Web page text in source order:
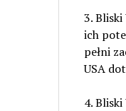
3.
ich
pełni
USA
4.